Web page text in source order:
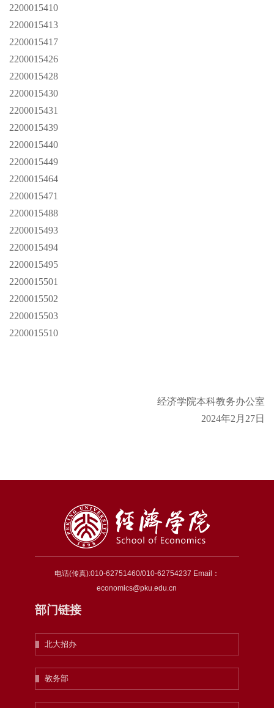
2200015410
2200015413
2200015417
2200015426
2200015428
2200015430
2200015431
2200015439
2200015440
2200015449
2200015464
2200015471
2200015488
2200015493
2200015494
2200015495
2200015501
2200015502
2200015503
2200015510
经济学院本科教务办公室
2024年2月27日
电话(传真):010-62751460/010-62754237 Email：
economics@pku.edu.cn
部门链接
北大招办
教务部